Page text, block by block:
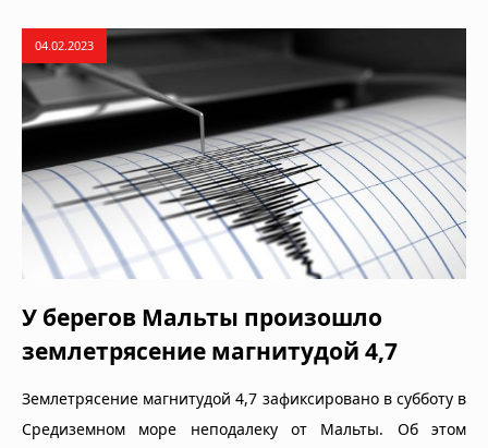
04.02.2023
У берегов Мальты произошло
землетрясение магнитудой 4,7
Землетрясение магнитудой 4,7 зафиксировано в субботу в
Средиземном море неподалеку от Мальты. Об этом